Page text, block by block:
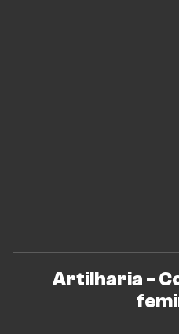
Artilharia -